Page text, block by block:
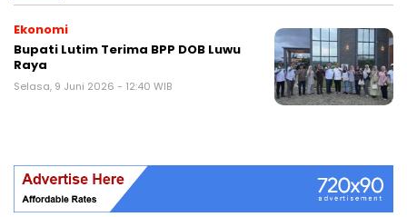
Ekonomi
Bupati Lutim Terima BPP DOB Luwu
Raya
Selasa, 9 Juni 2026 - 12:40 WIB